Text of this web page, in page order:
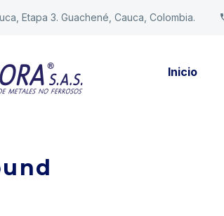
Etapa 3. Guachené, Cauca, Colombia.
Inicio